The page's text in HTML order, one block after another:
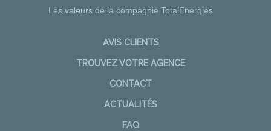
Les valeurs de la compagnie TotalEnergies
AVIS CLIENTS
TROUVEZ VOTRE AGENCE
CONTACT
ACTUALITÉS
FAQ